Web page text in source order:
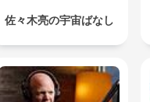
佐々木亮の宇宙ばなし